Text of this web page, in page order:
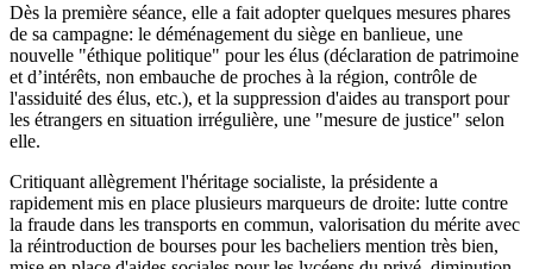
Dès la première séance, elle a fait adopter quelques mesures phares
de sa campagne: le déménagement du siège en banlieue, une
nouvelle "éthique politique" pour les élus (déclaration de patrimoine
et d’intérêts, non embauche de proches à la région, contrôle de
l'assiduité des élus, etc.), et la suppression d'aides au transport pour
les étrangers en situation irrégulière, une "mesure de justice" selon
elle.
Critiquant allègrement l'héritage socialiste, la présidente a
rapidement mis en place plusieurs marqueurs de droite: lutte contre
la fraude dans les transports en commun, valorisation du mérite avec
la réintroduction de bourses pour les bacheliers mention très bien,